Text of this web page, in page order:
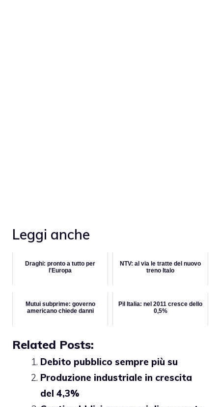
Leggi anche
Draghi: pronto a tutto per
l'Europa
NTV: al via le tratte del nuovo
treno Italo
Mutui subprime: governo
americano chiede danni
Pil Italia: nel 2011 cresce dello
0,5%
Related Posts:
Debito pubblico sempre più su
Produzione industriale in crescita
del 4,3%